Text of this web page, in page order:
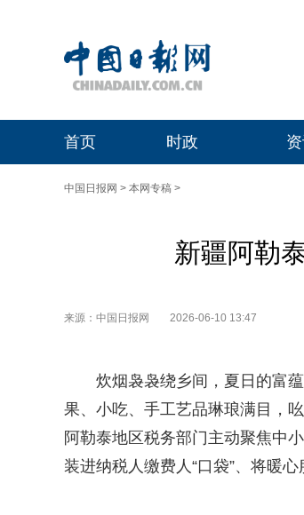
首页 时政
中国日报网 > 本网专稿 >
新疆阿勒
来源：中国日报网 2026-06-10 13:47
炊烟袅袅绕乡间，夏日的富
果、小吃、手工艺品琳琅满目，
阿勒泰地区税务部门主动聚焦中
装进纳税人缴费人“口袋”、将暖